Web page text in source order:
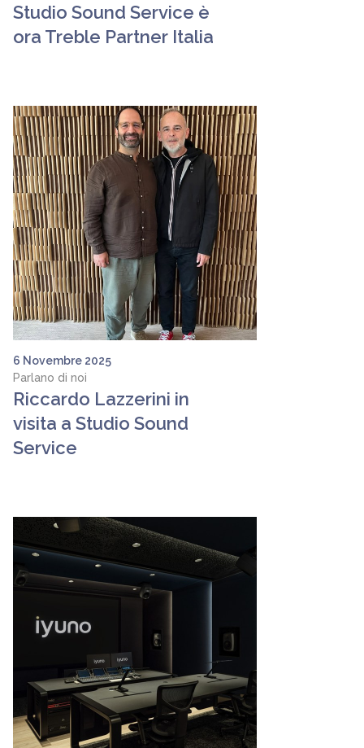
Studio Sound Service è
ora Treble Partner Italia
6 Novembre 2025
Parlano di noi
Riccardo Lazzerini in
visita a Studio Sound
Service